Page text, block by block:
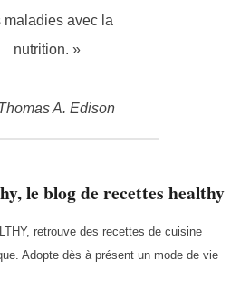
maladies avec la
nutrition. »
A. Edison
le blog de recettes healthy
retrouve des recettes de cuisine
Adopte dès à présent un mode de vie